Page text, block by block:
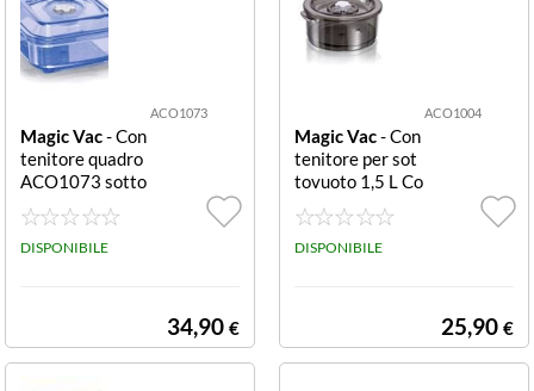
ACO1073
Magic Vac- Con
tenitore quadro
ACO1073 sotto
vuoto Contenito
re quadro adatt
o per uso sottov
n i cibi sono ese
DISPONIBILE
34,90 €
ACO1004
Magic Vac- Con
tenitore per sot
tovuoto 1,5 L Co
ntenitore sottov
uoto tondo con c
operchio, capaci
DISPONIBILE
25,90 €